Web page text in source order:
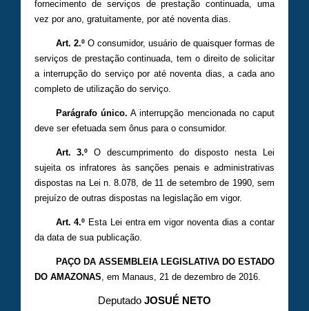
fornecimento de serviços de prestação continuada, uma
vez por ano, gratuitamente, por até noventa dias.
Art. 2.ºO consumidor, usuário de quaisquer formas de
serviços de prestação continuada, tem o direito de solicitar
a interrupção do serviço por até noventa dias, a cada ano
completo de utilização do serviço.
Parágrafo único. A interrupção mencionada no caput
deve ser efetuada sem ônus para o consumidor.
Art. 3.º O descumprimento do disposto nesta Lei
sujeita os infratores às sanções penais e administrativas
dispostas na Lei n. 8.078, de 11 de setembro de 1990, sem
prejuízo de outras dispostas na legislação em vigor.
Art. 4.º Esta Lei entra em vigor noventa dias a contar
da data de sua publicação.
PAÇO DA ASSEMBLEIA LEGISLATIVA DO ESTADO
DO AMAZONAS , em Manaus, 21 de dezembro de 2016.
Deputado JOSUÉ NETO